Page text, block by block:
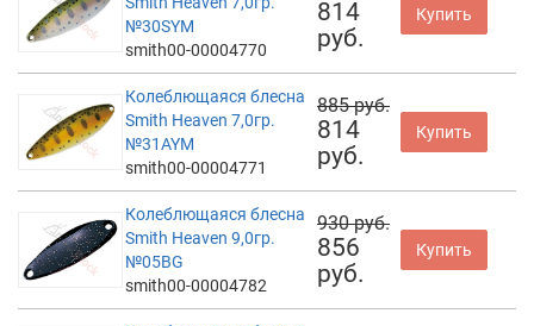
№30SYM
smith00-00004770
814
руб.
Купить
Колеблющаяся блесна
Smith Heaven 7,0гр.
№31AYM
smith00-00004771
885 руб.
814
руб.
Купить
Колеблющаяся блесна
Smith Heaven 9,0гр.
№05BG
smith00-00004782
930 руб.
856
руб.
Купить